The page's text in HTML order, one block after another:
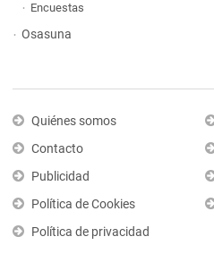
Encuestas
Osasuna
Quiénes somos
Contacto
Publicidad
Política de Cookies
Política de privacidad